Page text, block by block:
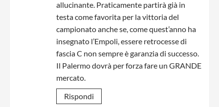
allucinante. Praticamente partirà già in
testa come favorita per la vittoria del
campionato anche se, come quest’anno ha
insegnato l’Empoli, essere retrocesse di
fascia C non sempre è garanzia di successo.
Il Palermo dovrà per forza fare un GRANDE
mercato.
Rispondi